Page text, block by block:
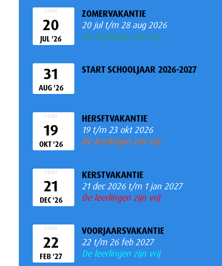
START
20
JUL '26
ZOMERVAKANTIE
20 jul t/m 28 aug 2026
De leerlingen zijn vrij
31
AUG '26
START SCHOOLJAAR 2026-2027
START
19
OKT '26
HERSFTVAKANTIE
19 t/m 23 okt 2026
De leerlingen zijn vrij
START
21
DEC '26
KERSTVAKANTIE
21 dec 2026 t/m 1 jan 2027
De leerlingen zijn vrij
START
22
FEB '27
VOORJAARSVAKANTIE
22 t/m 26 feb 2027
De leerlingen zijn vrij